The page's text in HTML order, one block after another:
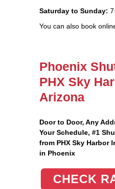
Saturday to Sunday:
You can also book
Phoenix
PHX Sky
Arizona
Door to Door, Any
Your Schedule, #1
from PHX Sky Harbor
in Phoenix
CHECK